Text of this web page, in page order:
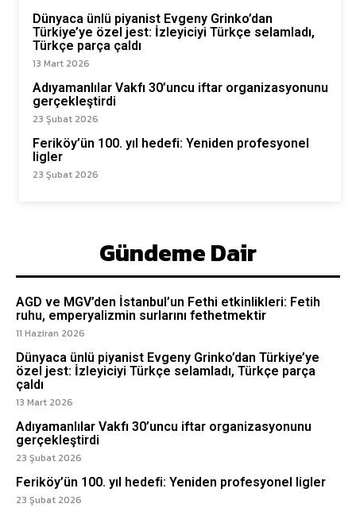
Dünyaca ünlü piyanist Evgeny Grinko’dan
Türkiye’ye özel jest: İzleyiciyi Türkçe selamladı,
Türkçe parça çaldı
13 Mart 2026
Adıyamanlılar Vakfı 30’uncu iftar organizasyonunu
gerçekleştirdi
23 Şubat 2026
Feriköy’ün 100. yıl hedefi: Yeniden profesyonel
ligler
23 Şubat 2026
Gündeme Dair
AGD ve MGV’den İstanbul’un Fethi etkinlikleri: Fetih
ruhu, emperyalizmin surlarını fethetmektir
11 Haziran 2026
Dünyaca ünlü piyanist Evgeny Grinko’dan Türkiye’ye
özel jest: İzleyiciyi Türkçe selamladı, Türkçe parça
çaldı
13 Mart 2026
Adıyamanlılar Vakfı 30’uncu iftar organizasyonunu
gerçekleştirdi
23 Şubat 2026
Feriköy’ün 100. yıl hedefi: Yeniden profesyonel ligler
23 Şubat 2026